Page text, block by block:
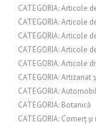
CATEGORIA: Articole
CATEGORIA: Articole
CATEGORIA: Articole
CATEGORIA: Articole
CATEGORIA: Articole
CATEGORIA: Artizanat
CATEGORIA:
CATEGORIA: Botanică
CATEGORIA: Comerț